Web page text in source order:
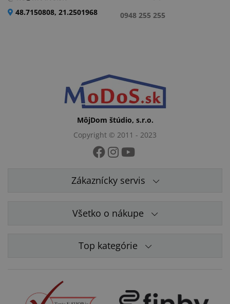
48.7150808, 21.2501968
0948 255 255
MôjDom štúdio, s.r.o.
Copyright © 2011 - 2023
Zákaznícky servis
Všetko o nákupe
Top kategórie